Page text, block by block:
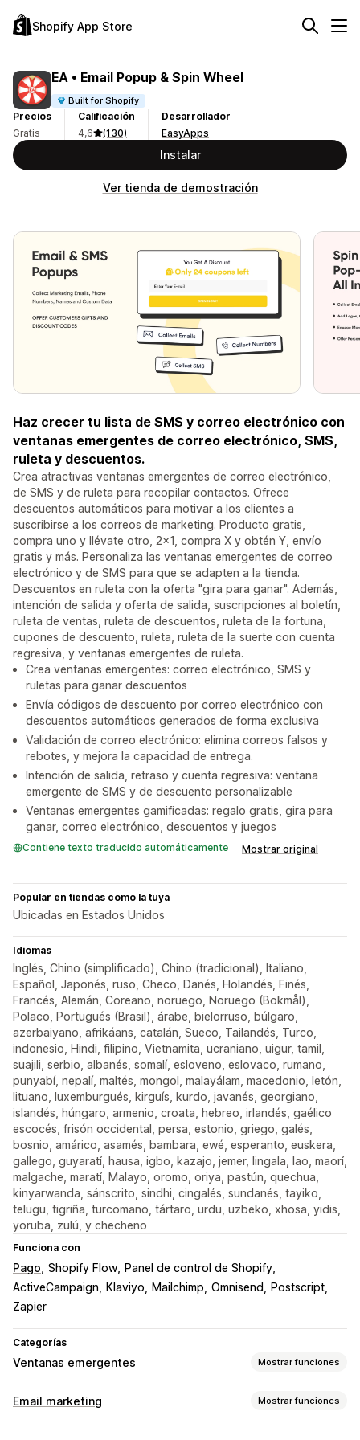
Shopify App Store
EA • Email Popup & Spin Wheel
Built for Shopify
Precios
Gratis
Calificación
4,6
(130)
Desarrollador
EasyApps
Instalar
Ver tienda de demostración
Haz crecer tu lista de SMS y correo electrónico con
ventanas emergentes de correo electrónico, SMS,
ruleta y descuentos.
Crea atractivas ventanas emergentes de correo electrónico,
de SMS y de ruleta para recopilar contactos. Ofrece
descuentos automáticos para motivar a los clientes a
suscribirse a los correos de marketing. Producto gratis,
compra uno y llévate otro, 2x1, compra X y obtén Y, envío
gratis y más. Personaliza las ventanas emergentes de correo
electrónico y de SMS para que se adapten a la tienda.
Descuentos en ruleta con la oferta "gira para ganar". Además,
intención de salida y oferta de salida, suscripciones al boletín,
ruleta de ventas, ruleta de descuentos, ruleta de la fortuna,
cupones de descuento, ruleta, ruleta de la suerte con cuenta
regresiva, y ventanas emergentes de ruleta.
Crea ventanas emergentes: correo electrónico, SMS y
ruletas para ganar descuentos
Envía códigos de descuento por correo electrónico con
descuentos automáticos generados de forma exclusiva
Validación de correo electrónico: elimina correos falsos y
rebotes, y mejora la capacidad de entrega.
Intención de salida, retraso y cuenta regresiva: ventana
emergente de SMS y de descuento personalizable
Ventanas emergentes gamificadas: regalo gratis, gira para
ganar, correo electrónico, descuentos y juegos
Contiene texto traducido automáticamente Mostrar original
Popular en tiendas como la tuya
Ubicadas en Estados Unidos
Idiomas
Inglés, Chino (simplificado), Chino (tradicional), Italiano,
Español, Japonés, ruso, Checo, Danés, Holandés, Finés,
Francés, Alemán, Coreano, noruego, Noruego (Bokmål),
Polaco, Portugués (Brasil), árabe, bielorruso, búlgaro,
azerbaiyano, afrikáans, catalán, Sueco, Tailandés, Turco,
indonesio, Hindi, filipino, Vietnamita, ucraniano, uigur, tamil,
suajili, serbio, albanés, somalí, esloveno, eslovaco, rumano,
punyabí, nepalí, maltés, mongol, malayálam, macedonio, letón,
lituano, luxemburgués, kirguís, kurdo, javanés, georgiano,
islandés, húngaro, armenio, croata, hebreo, irlandés, gaélico
escocés, frisón occidental, persa, estonio, griego, galés,
bosnio, amárico, asamés, bambara, ewé, esperanto, euskera,
gallego, guyaratí, hausa, igbo, kazajo, jemer, lingala, lao, maorí,
malgache, maratí, Malayo, oromo, oriya, pastún, quechua,
kinyarwanda, sánscrito, sindhi, cingalés, sundanés, tayiko,
telugu, tigriña, turcomano, tártaro, urdu, uzbeko, xhosa, yidis,
yoruba, zulú, y checheno
Funciona con
Pago Shopify Flow
Panel de control de Shopify
ActiveCampaign
Klaviyo Mailchimp Omnisend
Postscript
Zapier
Categorías
Ventanas emergentes Mostrar funciones
Tipos de ventanas emergentes
Email marketing Mostrar funciones